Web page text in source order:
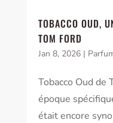
TOBACCO OUD,
TOM FORD
Jan 8, 2026|
Tobacco Oud de
époque
était encore